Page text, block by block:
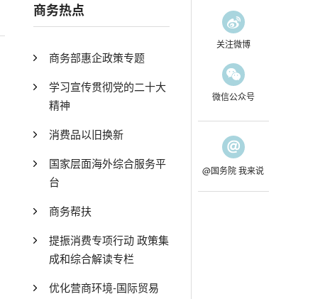
商务热点
商务部惠企政策专题
学习宣传贯彻党的二十大
精神
消费品以旧换新
国家层面海外综合服务平
台
商务帮扶
提振消费专项行动 政策集
成和综合解读专栏
优化营商环境-国际贸易
关注微博
微信公众号
@国务院 我来说